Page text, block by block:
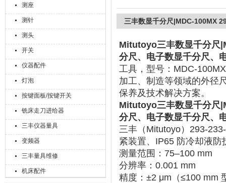
测座
测针
测头
开关
仪器配件
灯泡
按键面板/按键开关
铣床走刀进给器
三丰仪器量具
变频器
三丰量具维修
机床配件
三丰数显千分尺|MDC-100MX
Mitutoyo三丰数显千分尺
分尺、电子数显千分尺、
工具，型号：MDC-
加工、制造等领域的外径
保养及技术解决方案。
Mitutoyo三丰数显千分尺
分尺、电子数显千分尺、
三丰（Mitutoyo）293-
紧装置、IP65 防冷却液
‌测量范围‌：75–100 mm
‌分辨率‌：0.001 mm
精度‌：±2 μm（≤100 mm